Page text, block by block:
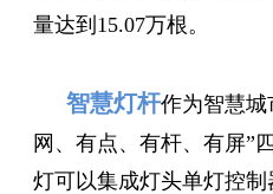
量达到15.07万根。
智慧灯杆作为智慧城
网、有点、有杆、有屏”
灯可以集成灯头单灯控